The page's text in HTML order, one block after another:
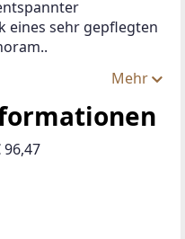
eines sehr gepflegten
Mehr
96,47